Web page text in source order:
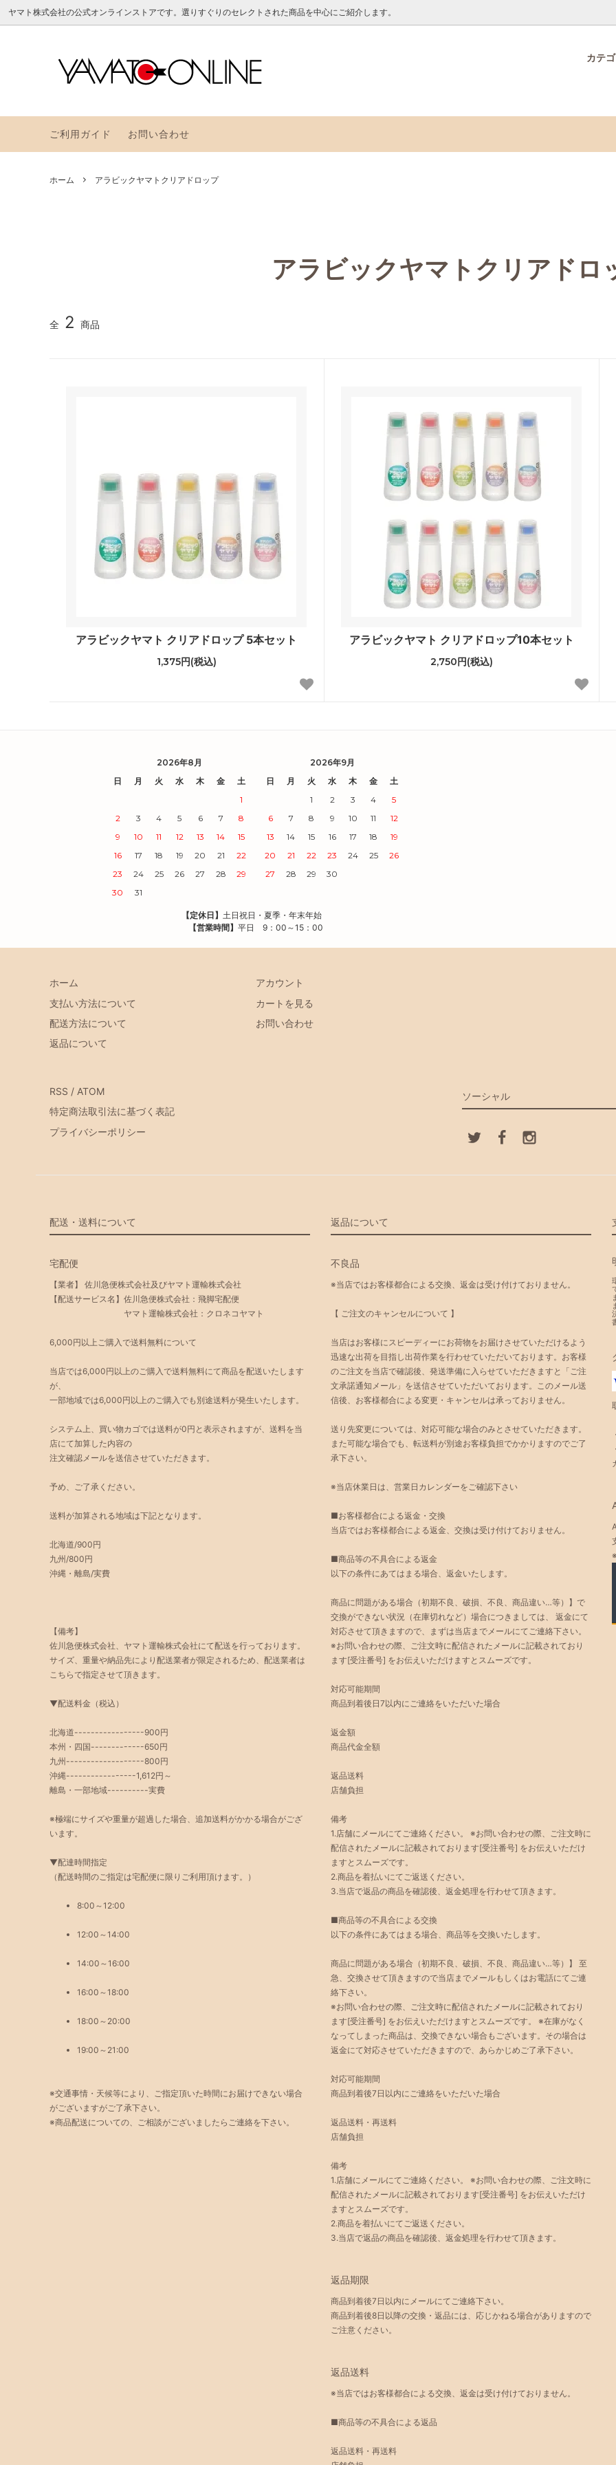
ヤマト株式会社の公式オンラインストアです。選りすぐりのセレクトされた商品を中心にご紹介します。
カテ
つめかえ
ー
ご利用ガイド お問い合わせ
ホーム アラビックヤマトクリアドロップ
アラビックヤマトクリアドロ
全 2 商品
アラビックヤマト クリアドロップ 5本セット
1,375円(税込)
アラビックヤマト クリアドロップ10本セット
2,750円(税込)
2026年8月
日
月 火 水 木 金
土
1
2
3 4 5 6 7
8
9
10 11 12 13 14
15
16
17 18 19 20 21
22
23
24 25 26 27 28
29
30
31
2026年9月
日
月 火 水 木 金
土
1
2 3 4
5
6
7 8 9 10 11
12
13
14 15 16 17 18
19
20
21 22 23 24 25
26
27
28 29 30
【定休日】 土日祝日・夏季・年末年始
【営業時間】 平日 9：00～15：00
ホーム
支払い方法について
配送方法について
返品について
アカウント
カートを見る
お問い合わせ
ソーシャル
RSS / ATOM
特定商法取引法に基づく表記
プライバシーポリシー
配送・送料について
宅配便
【業者】 佐川急便株式会社及びヤマト運輸株式会社
【配送サービス名】佐川急便株式会社：飛脚宅配便
ヤマト運輸株式会社：クロネコヤマト
6,000円以上ご購入で送料無料について
当店では6,000円以上のご購入で送料無料にて商品を配送いたします
が、
一部地域では6,000円以上のご購入でも別途送料が発生いたします。
システム上、買い物カゴでは送料が0円と表示されますが、送料を当
店にて加算した内容の
注文確認メールを送信させていただきます。
予め、ご了承ください。
送料が加算される地域は下記となります。
北海道/900円
九州/800円
沖縄・離島/実費
【備考】
佐川急便株式会社、ヤマト運輸株式会社にて配送を行っております。
サイズ、重量や納品先により配送業者が限定されるため、配送業者は
こちらで指定させて頂きます。
▼配送料金（税込）
北海道-----------------900円
本州・四国-------------650円
九州-------------------800円
沖縄-----------------1,612円～
離島・一部地域----------実費
※極端にサイズや重量が超過した場合、追加送料がかかる場合がござ
います。
▼配達時間指定
（配送時間のご指定は宅配便に限りご利用頂けます。）
8:00～12:00
12:00～14:00
14:00～16:00
16:00～18:00
18:00～20:00
19:00～21:00
※交通事情・天候等により、ご指定頂いた時間にお届けできない場合
がございますがご了承下さい。
※商品配送についての、ご相談がございましたらご連絡を下さい。
返品について
不良品
※当店ではお客様都合による交換、返金は受け付けておりません。
【 ご注文のキャンセルについて 】
当店はお客様にスピーディーにお荷物をお届けさせていただけるよう
迅速な出荷を目指し出荷作業を行わせていただいております。お客様
のご注文を当店で確認後、発送準備に入らせていただきますと「ご注
文承諾通知メール」を送信させていただいております。このメール送
信後、お客様都合による変更・キャンセルは承っておりません。
送り先変更については、対応可能な場合のみとさせていただきます。
また可能な場合でも、転送料が別途お客様負担でかかりますのでご了
承下さい。
※当店休業日は、営業日カレンダーをご確認下さい
■お客様都合による返金・交換
当店ではお客様都合による返金、交換は受け付けておりません。
■商品等の不具合による返金
以下の条件にあてはまる場合、返金いたします。
商品に問題がある場合（初期不良、破損、不良、商品違い…等）】で
交換ができない状況（在庫切れなど）場合につきましては、 返金にて
対応させて頂きますので、まずは当店までメールにてご連絡下さい。
※お問い合わせの際、ご注文時に配信されたメールに記載されており
ます[受注番号] をお伝えいただけますとスムーズです。
対応可能期間
商品到着後日7以内にご連絡をいただいた場合
返金額
商品代金全額
返品送料
店舗負担
備考
1.店舗にメールにてご連絡ください。 ※お問い合わせの際、ご注文時に
配信されたメールに記載されております[受注番号] をお伝えいただけ
ますとスムーズです。
2.商品を着払いにてご返送ください。
3.当店で返品の商品を確認後、返金処理を行わせて頂きます。
■商品等の不具合による交換
以下の条件にあてはまる場合、商品等を交換いたします。
商品に問題がある場合（初期不良、破損、不良、商品違い…等）】 至
急、交換させて頂きますので当店までメールもしくはお電話にてご連
絡下さい。
※お問い合わせの際、ご注文時に配信されたメールに記載されており
ます[受注番号] をお伝えいただけますとスムーズです。 ※在庫がなく
なってしまった商品は、交換できない場合もございます。その場合は
返金にて対応させていただきますので、あらかじめご了承下さい。
対応可能期間
商品到着後7日以内にご連絡をいただいた場合
返品送料・再送料
店舗負担
備考
1.店舗にメールにてご連絡ください。 ※お問い合わせの際、ご注文時に
配信されたメールに記載されております[受注番号] をお伝えいただけ
ますとスムーズです。
2.商品を着払いにてご返送ください。
3.当店で返品の商品を確認後、返金処理を行わせて頂きます。
返品期限
商品到着後7日以内にメールにてご連絡下さい。
商品到着後8日以降の交換・返品には、応じかねる場合がありますので
ご注意ください。
返品送料
※当店ではお客様都合による交換、返金は受け付けておりません。
■商品等の不具合による返品
返品送料・再送料